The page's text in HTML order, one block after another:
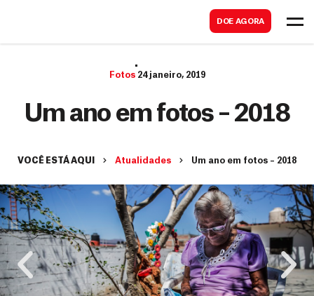
DOE AGORA
r
Fotos 24 janeiro, 2019
Um ano em fotos – 2018
VOCÊ ESTÁ AQUI Atualidades Um ano em fotos – 2018
c
r